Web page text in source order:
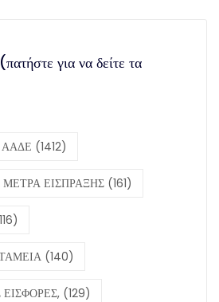
για να δείτε τα
ΑΑΔΕ (1412)
ΕΙΣΠΡΑΞΗΣ (161)
(140)
(129)